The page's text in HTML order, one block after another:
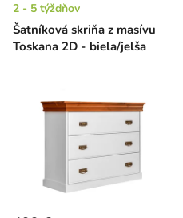
Šatníková skriňa z masívu
Toskana 2D - biela/jelša
2 - 5 týždňov